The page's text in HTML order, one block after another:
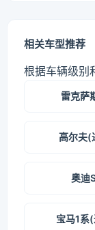
相关车型推荐
根据车辆级别
雷克萨
高尔夫(
奥迪
宝马1系